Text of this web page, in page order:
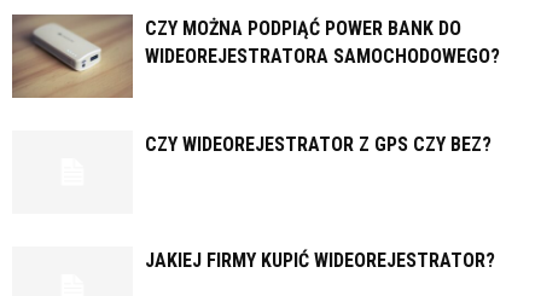
CZY MOŻNA PODPIĄĆ POWER BANK DO
WIDEOREJESTRATORA SAMOCHODOWEGO?
CZY WIDEOREJESTRATOR Z GPS CZY BEZ?
JAKIEJ FIRMY KUPIĆ WIDEOREJESTRATOR?